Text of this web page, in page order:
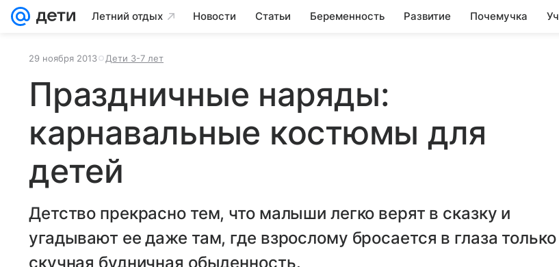
Летний отдых Новости Статьи Беременность Развитие Почемучка
29 ноября 2013 Дети 3-7 лет
Праздничные наряды:
карнавальные костюмы для
детей
Детство прекрасно тем, что малыши легко верят в сказку и
угадывают ее даже там, где взрослому бросается в глаза только
скучная будничная обыденность.